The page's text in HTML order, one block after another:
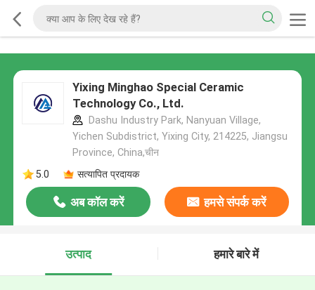
Yixing Minghao Special Ceramic
Technology Co., Ltd.
Dashu Industry Park, Nanyuan Village,
Yichen Subdistrict, Yixing City, 214225, Jiangsu
Province, China,चीन
5.0
सत्यापित प्रदायक
अब कॉल करें हमसे संपर्क करें
उत्पाद हमारे बारे में